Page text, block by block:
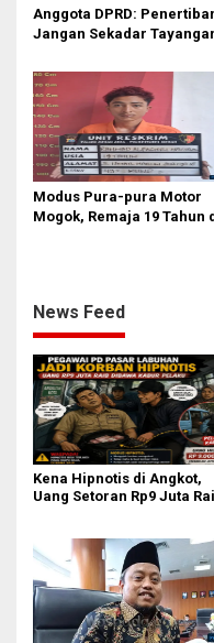
Anggota DPRD:
Jangan Sekadar
Nyata pada PAD
Modus Pura-pura Motor
Mogok, Remaja 19 Tahun
News Feed
Kena Hipnotis di Angkot,
Uang Setoran Rp9 Juta
Memprihatinkan